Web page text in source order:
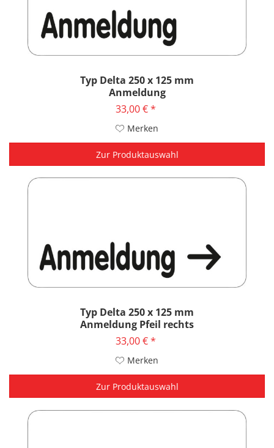
Typ Delta 250 x 125 mm
Anmeldung
33,00 € *
Merken
Zur Produktauswahl
Typ Delta 250 x 125 mm
Anmeldung Pfeil rechts
33,00 € *
Merken
Zur Produktauswahl